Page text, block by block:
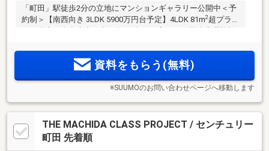
「町田」駅徒歩2分の立地にマンションギャラリー公開中＜予
約制＞【南西向き 3LDK 5900万円台予定】4LDK 81m2 超プラン
横浜線「町田」駅徒歩圏。「新宿」駅へ直通34分
資料をもらう(無料)
※SUUMOのお問い合わせページへ移動します
THE MACHIDA CLASS PROJECT / センチュリー
町田 先着順